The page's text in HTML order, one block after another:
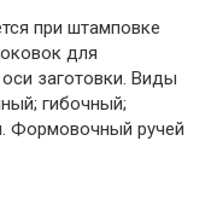
при штамповке
для
заготовки. Виды
гибочный;
Формовочный ручей